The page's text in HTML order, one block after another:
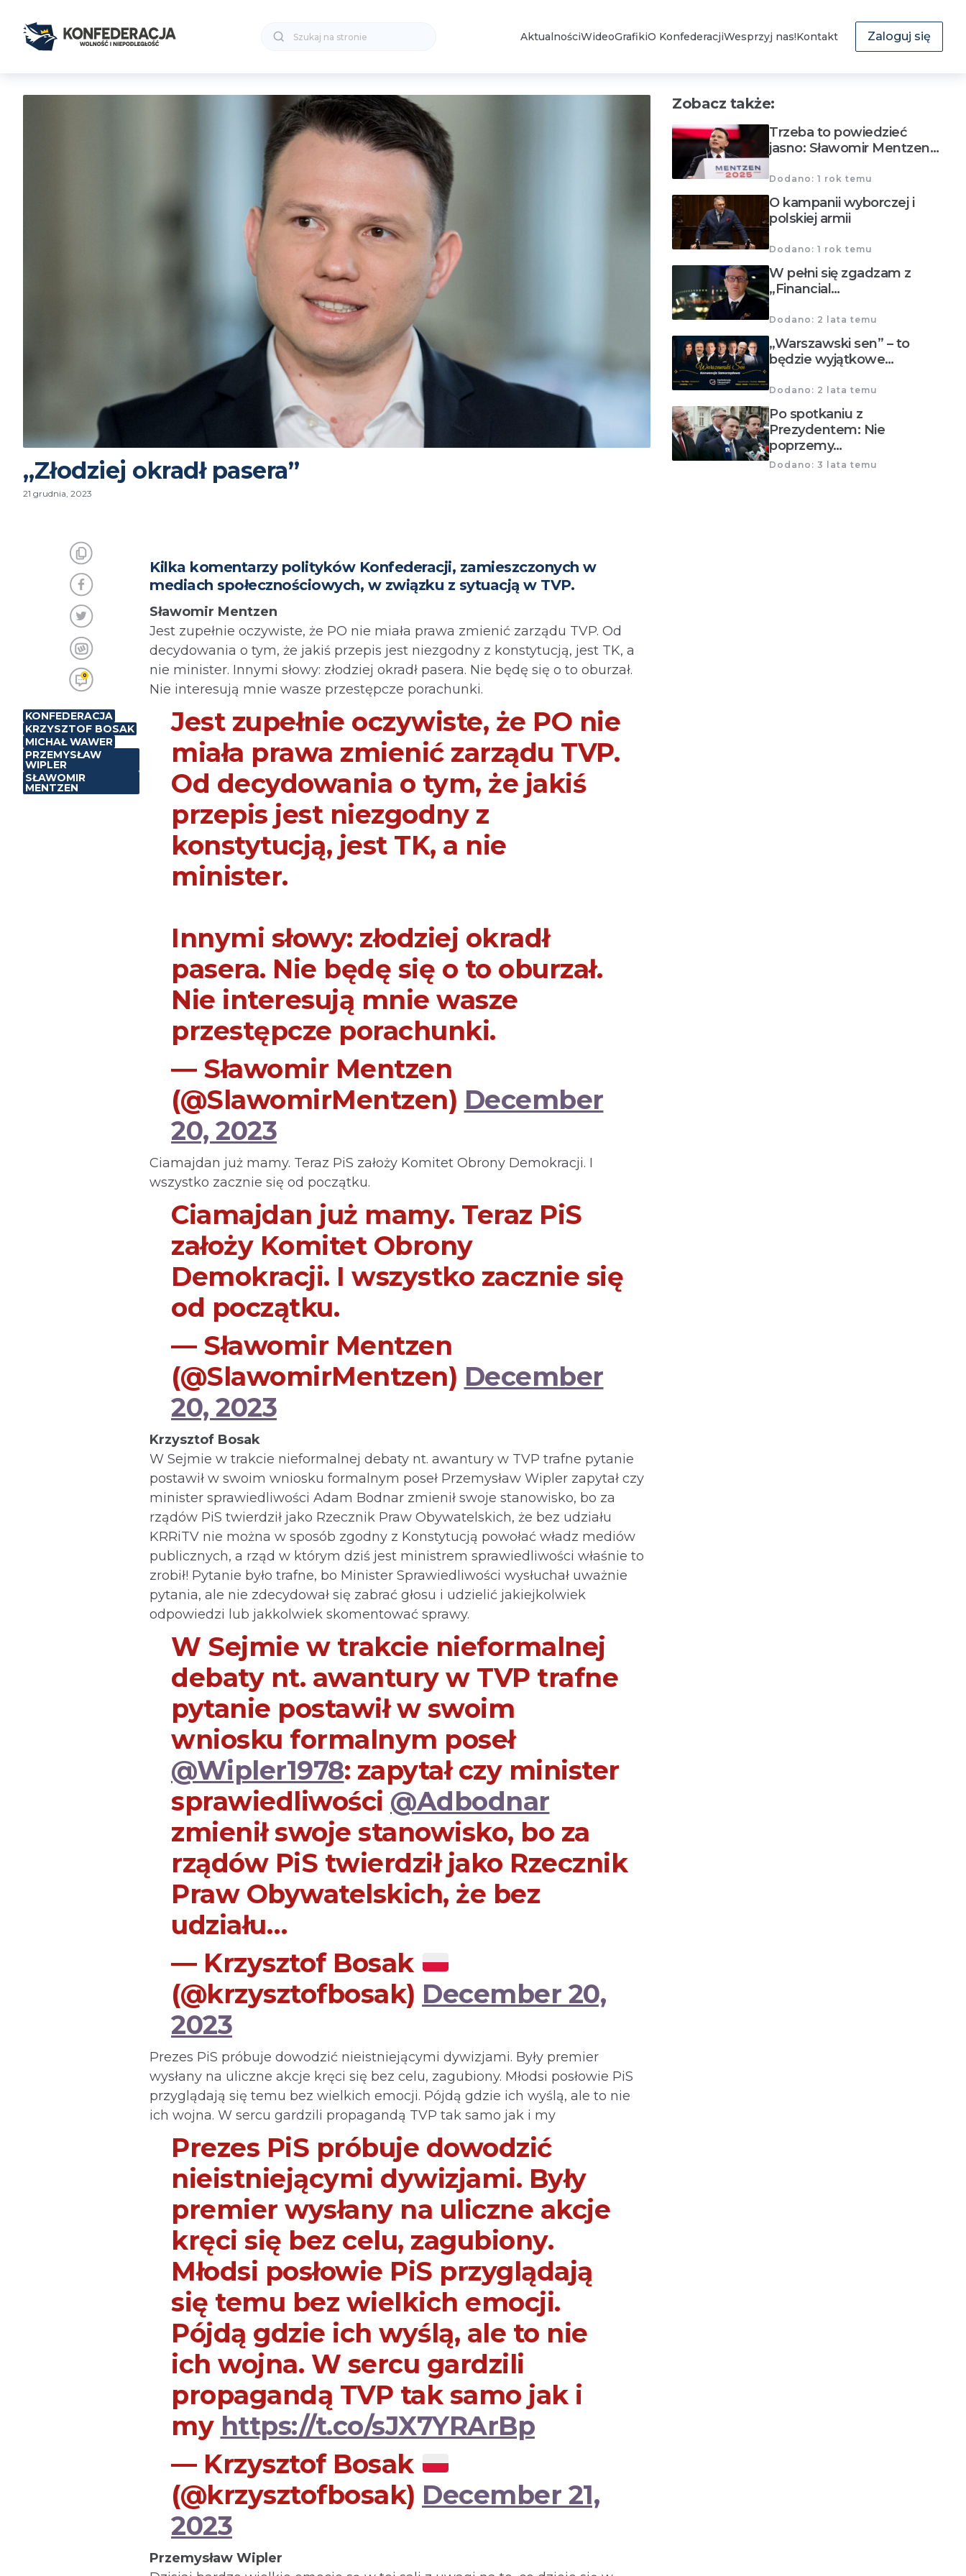
for:
AktualnościWideoGrafikiO KonfederacjiWesprzyj nas!Kontakt Zaloguj się
„Złodziej okradł pasera”
21 grudnia, 2023
0
KONFEDERACJA
KRZYSZTOF BOSAK
MICHAŁ WAWER
PRZEMYSŁAW
WIPLER
SŁAWOMIR
MENTZEN
Kilka komentarzy polityków Konfederacji, zamieszczonych w
mediach społecznościowych, w związku z sytuacją w TVP.
Sławomir Mentzen
Jest zupełnie oczywiste, że PO nie miała prawa zmienić zarządu TVP. Od
decydowania o tym, że jakiś przepis jest niezgodny z konstytucją, jest TK, a
nie minister. Innymi słowy: złodziej okradł pasera. Nie będę się o to oburzał.
Nie interesują mnie wasze przestępcze porachunki.
Jest zupełnie oczywiste, że PO nie
miała prawa zmienić zarządu TVP.
Od decydowania o tym, że jakiś
przepis jest niezgodny z
konstytucją, jest TK, a nie
minister.
Innymi słowy: złodziej okradł
pasera. Nie będę się o to oburzał.
Nie interesują mnie wasze
przestępcze porachunki.
— Sławomir Mentzen
(@SlawomirMentzen) December
20, 2023
Ciamajdan już mamy. Teraz PiS założy Komitet Obrony Demokracji. I
wszystko zacznie się od początku.
Ciamajdan już mamy. Teraz PiS
założy Komitet Obrony
Demokracji. I wszystko zacznie się
od początku.
— Sławomir Mentzen
(@SlawomirMentzen) December
20, 2023
Krzysztof Bosak
W Sejmie w trakcie nieformalnej debaty nt. awantury w TVP trafne pytanie
postawił w swoim wniosku formalnym poseł Przemysław Wipler zapytał czy
minister sprawiedliwości Adam Bodnar zmienił swoje stanowisko, bo za
rządów PiS twierdził jako Rzecznik Praw Obywatelskich, że bez udziału
KRRiTV nie można w sposób zgodny z Konstytucją powołać władz mediów
publicznych, a rząd w którym dziś jest ministrem sprawiedliwości właśnie to
zrobił! Pytanie było trafne, bo Minister Sprawiedliwości wysłuchał uważnie
pytania, ale nie zdecydował się zabrać głosu i udzielić jakiejkolwiek
odpowiedzi lub jakkolwiek skomentować sprawy.
W Sejmie w trakcie nieformalnej
debaty nt. awantury w TVP trafne
pytanie postawił w swoim
wniosku formalnym poseł
@Wipler1978: zapytał czy minister
sprawiedliwości @Adbodnar
zmienił swoje stanowisko, bo za
rządów PiS twierdził jako Rzecznik
Praw Obywatelskich, że bez
udziału…
— Krzysztof Bosak
(@krzysztofbosak) December 20,
2023
Prezes PiS próbuje dowodzić nieistniejącymi dywizjami. Były premier
wysłany na uliczne akcje kręci się bez celu, zagubiony. Młodsi posłowie PiS
przyglądają się temu bez wielkich emocji. Pójdą gdzie ich wyślą, ale to nie
ich wojna. W sercu gardzili propagandą TVP tak samo jak i my
Prezes PiS próbuje dowodzić
nieistniejącymi dywizjami. Były
premier wysłany na uliczne akcje
kręci się bez celu, zagubiony.
Młodsi posłowie PiS przyglądają
się temu bez wielkich emocji.
Pójdą gdzie ich wyślą, ale to nie
ich wojna. W sercu gardzili
propagandą TVP tak samo jak i
my https://t.co/sJX7YRArBp
— Krzysztof Bosak
(@krzysztofbosak) December 21,
2023
Przemysław Wipler
Zobacz także:
Trzeba to powiedzieć
jasno: Sławomir Mentzen…
Dodano: 1 rok temu
O kampanii wyborczej i
polskiej armii
Dodano: 1 rok temu
W pełni się zgadzam z
„Financial…
Dodano: 2 lata temu
„Warszawski sen” – to
będzie wyjątkowe…
Dodano: 2 lata temu
Po spotkaniu z
Prezydentem: Nie
poprzemy…
Dodano: 3 lata temu